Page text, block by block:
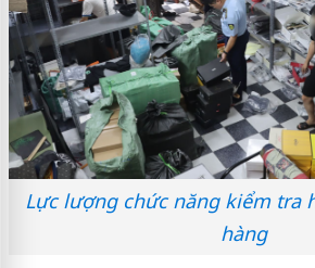
Lực lượng chức năng kiểm tra
hàng